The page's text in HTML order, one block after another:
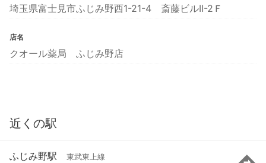
埼玉県富士見市ふじみ野西1-21-4 斎藤ビルⅡ-2Ｆ
店名
クオール薬局 ふじみ野店
近くの駅
ふじみ野駅 東武東上線